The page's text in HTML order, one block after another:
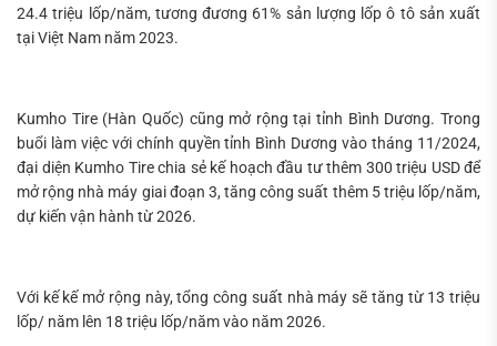
24.4 triệu lốp/năm, tương đương 61% sản lượng lốp ô tô sản xuất
tại Việt Nam năm 2023.
Kumho Tire (Hàn Quốc) cũng mở rộng tại tỉnh Bình Dương. Trong
buổi làm việc với chính quyền tỉnh Bình Dương vào tháng 11/2024,
đại diện Kumho Tire chia sẻ kế hoạch đầu tư thêm 300 triệu USD để
mở rộng nhà máy giai đoạn 3, tăng công suất thêm 5 triệu lốp/năm,
dự kiến vận hành từ 2026.
Với kế kế mở rộng này, tổng công suất nhà máy sẽ tăng từ 13 triệu
lốp/ năm lên 18 triệu lốp/năm vào năm 2026.